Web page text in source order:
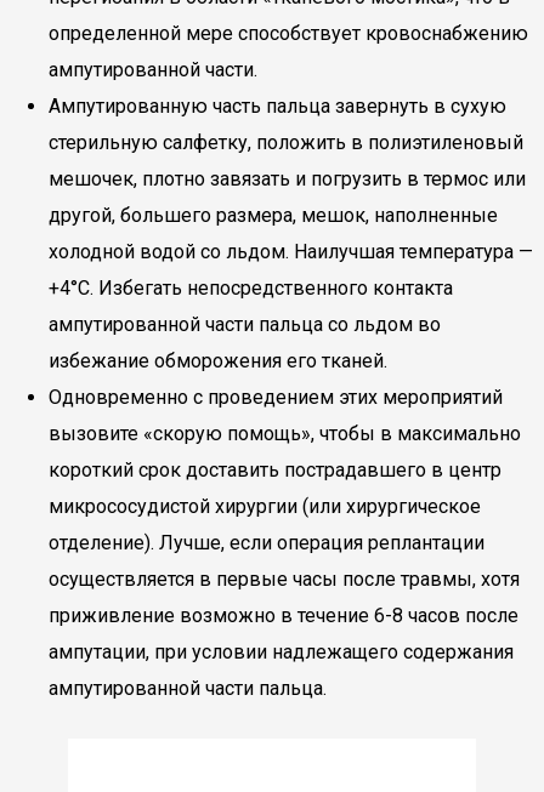
определенной мере способствует кровоснабжению
ампутированной части.
Ампутированную часть пальца завернуть в сухую
стерильную салфетку, положить в полиэтиленовый
мешочек, плотно завязать и погрузить в термос или
другой, большего размера, мешок, наполненные
холодной водой со льдом. Наилучшая температура —
+4°С. Избегать непосредственного контакта
ампутированной части пальца со льдом во
избежание обморожения его тканей.
Одновременно с проведением этих мероприятий
вызовите «скорую помощь», чтобы в максимально
короткий срок доставить пострадавшего в центр
микрососудистой хирургии (или хирургическое
отделение). Лучше, если операция реплантации
осуществляется в первые часы после травмы, хотя
приживление возможно в течение 6-8 часов после
ампутации, при условии надлежащего содержания
ампутированной части пальца.